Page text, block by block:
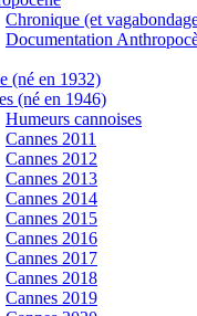
Chronique (et
Documentation
(né en 1932)
(né en 1946)
Humeurs cannoises
Cannes 2011
Cannes 2012
Cannes 2013
Cannes 2014
Cannes 2015
Cannes 2016
Cannes 2017
Cannes 2018
Cannes 2019